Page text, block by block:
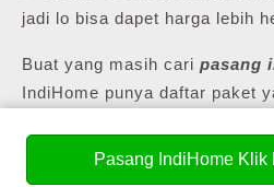
jadi lo bisa dapet harga lebih
Buat yang masih cari pasang
IndiHome punya daftar paket
Pasang IndiHome Klik